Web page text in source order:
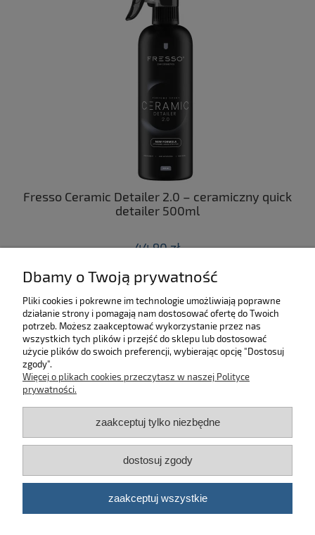
Fresso Ceramic Detailer 2.0 – ceramiczny quick
detailer 500ml
44,90 zł
do koszyka
SKLEP
MOJE KONTO
BĄDŹ NA BIEŻĄCO!
Kosmetyki samochodowe Automotive Care©2026 | PlatformaShoper
pokaż pełną wersję strony
Dbamy o Twoją prywatność
Pliki cookies i pokrewne im technologie umożliwiają poprawne
działanie strony i pomagają nam dostosować ofertę do Twoich
potrzeb. Możesz zaakceptować wykorzystanie przez nas
wszystkich tych plików i przejść do sklepu lub dostosować
użycie plików do swoich preferencji, wybierając opcję "Dostosuj
zgody".
Więcej o plikach cookies przeczytasz w naszej Polityce
prywatności.
zaakceptuj tylko niezbędne
dostosuj zgody
zaakceptuj wszystkie